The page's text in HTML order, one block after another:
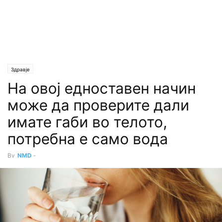
Здравје
На овој едноставен начин
може да проверите дали
имате габи во телото,
потребна е само вода
By NMD -